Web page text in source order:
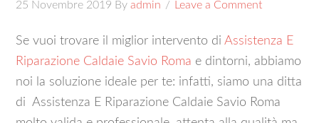
25 Novembre 2019 Byadmin Leave a Comment
Se vuoi trovare il miglior intervento diAssistenza E
Riparazione Caldaie Savio Roma e dintorni, abbiamo
noi la soluzione ideale per te: infatti, siamo una ditta
di Assistenza E Riparazione Caldaie Savio Roma